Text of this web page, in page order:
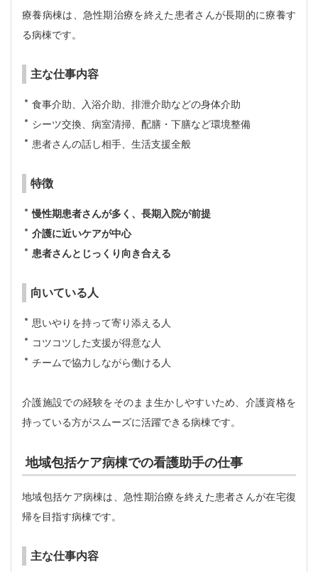
療養病棟は、急性期治療を終えた患者さんが長期的に療養す
る病棟です。
主な仕事内容
食事介助、入浴介助、排泄介助などの身体介助
シーツ交換、病室清掃、配膳・下膳など環境整備
患者さんの話し相手、生活支援全般
特徴
慢性期患者さんが多く、長期入院が前提
介護に近いケアが中心
患者さんとじっくり向き合える
向いている人
思いやりを持って寄り添える人
コツコツした支援が得意な人
チームで協力しながら働ける人
介護施設での経験をそのまま生かしやすいため、介護資格を
持っている方がスムーズに活躍できる病棟です。
地域包括ケア病棟での看護助手の仕事
地域包括ケア病棟は、急性期治療を終えた患者さんが在宅復
帰を目指す病棟です。
主な仕事内容